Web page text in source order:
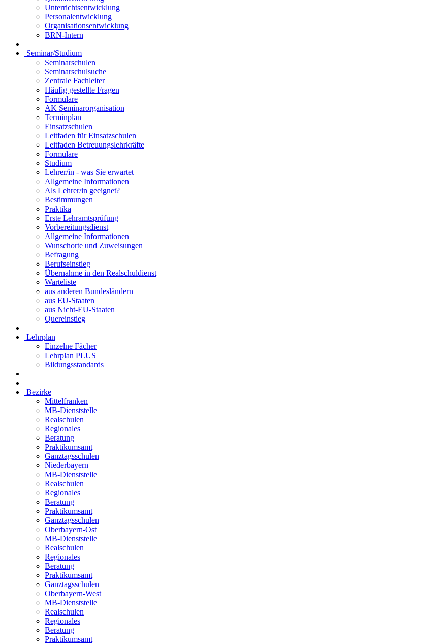
Unterrichtsentwicklung
Personalentwicklung
Organisationsentwicklung
BRN-Intern
Seminar/Studium
Seminarschulen
Seminarschulsuche
Zentrale Fachleiter
Häufig gestellte Fragen
Formulare
AK Seminarorganisation
Terminplan
Einsatzschulen
Leitfaden für Einsatzschulen
Leitfaden Betreuungslehrkräfte
Formulare
Studium
Lehrer/in - was Sie erwartet
Allgemeine Informationen
Als Lehrer/in geeignet?
Bestimmungen
Praktika
Erste Lehramtsprüfung
Vorbereitungsdienst
Allgemeine Informationen
Wunschorte und Zuweisungen
Befragung
Berufseinstieg
Übernahme in den Realschuldienst
Warteliste
aus anderen Bundesländern
aus EU-Staaten
aus Nicht-EU-Staaten
Quereinstieg
Lehrplan
Einzelne Fächer
Lehrplan PLUS
Bildungsstandards
Bezirke
Mittelfranken
MB-Dienststelle
Realschulen
Regionales
Beratung
Praktikumsamt
Ganztagsschulen
Niederbayern
MB-Dienststelle
Realschulen
Regionales
Beratung
Praktikumsamt
Ganztagsschulen
Oberbayern-Ost
MB-Dienststelle
Realschulen
Regionales
Beratung
Praktikumsamt
Ganztagsschulen
Oberbayern-West
MB-Dienststelle
Realschulen
Regionales
Beratung
Praktikumsamt